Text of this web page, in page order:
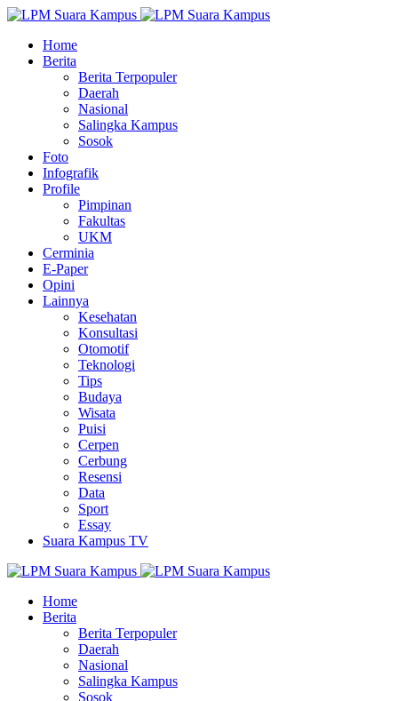
Home
Berita
Berita Terpopuler
Daerah
Nasional
Salingka Kampus
Sosok
Foto
Infografik
Profile
Pimpinan
Fakultas
UKM
Cerminia
E-Paper
Opini
Lainnya
Kesehatan
Konsultasi
Otomotif
Teknologi
Tips
Budaya
Wisata
Puisi
Cerpen
Cerbung
Resensi
Data
Sport
Essay
Suara Kampus TV
Home
Berita
Berita Terpopuler
Daerah
Nasional
Salingka Kampus
Sosok